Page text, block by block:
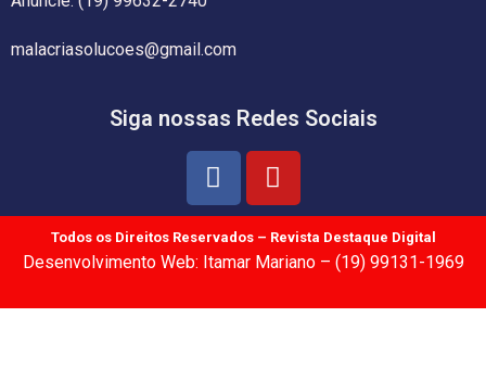
malacriasolucoes@gmail.com
Siga nossas Redes Sociais
Todos os Direitos Reservados – Revista Destaque Digital
Desenvolvimento Web: Itamar Mariano – (19) 99131-1969